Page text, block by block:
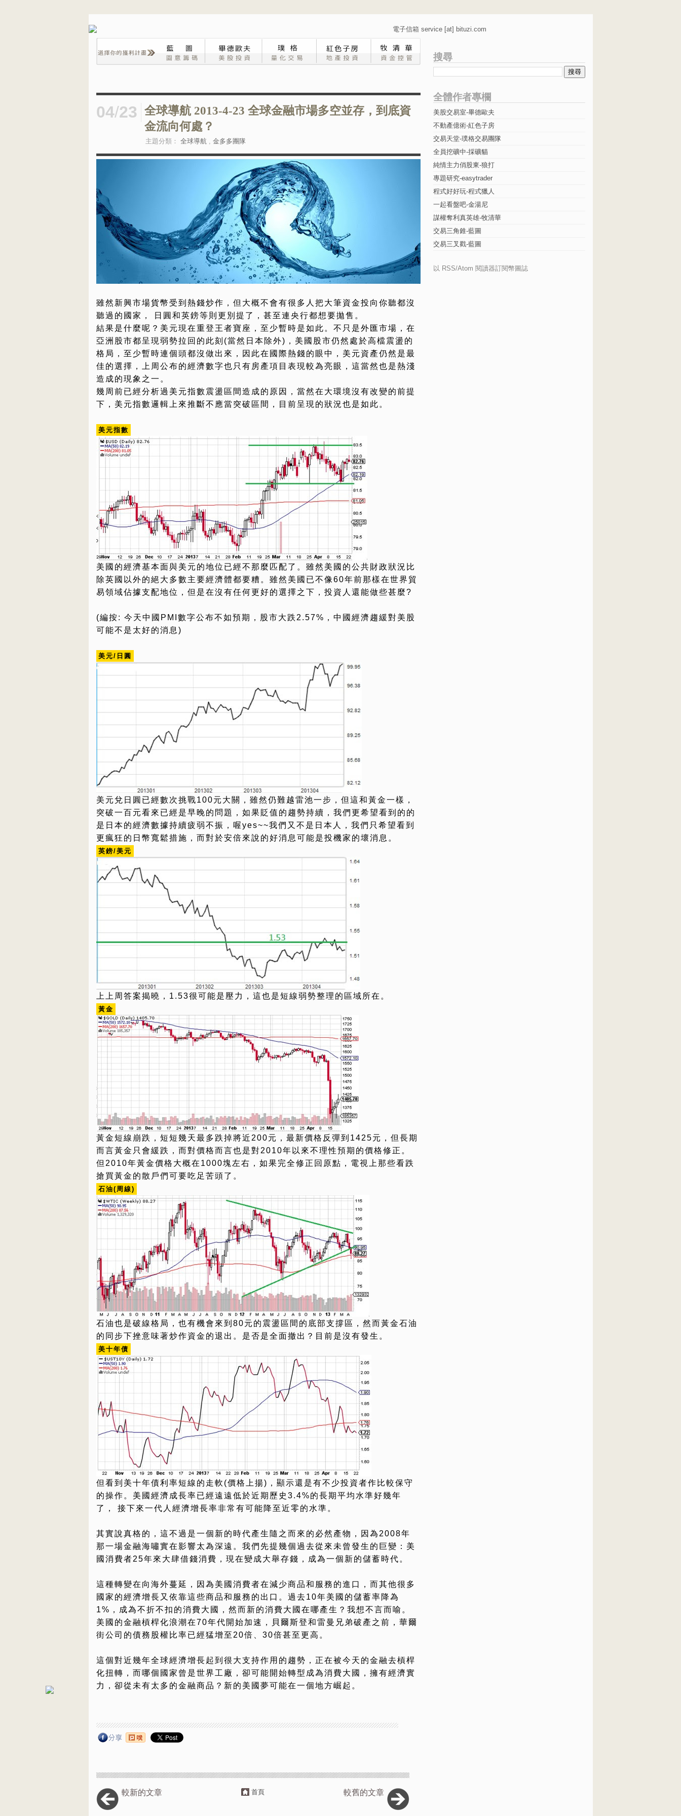
電子信箱 service [at] bituzi.com
04/23 全球導航 2013-4-23 全球金融市場多空並存，到底資
金流向何處？
主題分類： 全球導航, 金多多團隊
雖然新興市場貨幣受到熱錢炒作，但大概不會有很多人把大筆資金投向你聽都沒
聽過的國家， 日圓和英鎊等則更別提了，甚至連央行都想要拋售。
結果是什麼呢？美元現在重登王者寶座，至少暫時是如此。不只是外匯市場，在
亞洲股市都呈現弱勢拉回的此刻(當然日本除外)，美國股市仍然處於高檔震盪的
格局，至少暫時連個頭都沒做出來，因此在國際熱錢的眼中，美元資產仍然是最
佳的選擇，上周公布的經濟數字也只有房產項目表現較為亮眼，這當然也是熱淺
造成的現象之一。
幾周前已經分析過美元指數震盪區間造成的原因，當然在大環境沒有改變的前提
下，美元指數邏輯上來推斷不應當突破區間，目前呈現的狀況也是如此。
美元指數
美國的經濟基本面與美元的地位已經不那麼匹配了。雖然美國的公共財政狀況比
除英國以外的絕大多數主要經濟體都要糟。雖然美國已不像60年前那樣在世界貿
易領域佔據支配地位，但是在沒有任何更好的選擇之下，投資人還能做些甚麼?
(編按: 今天中國PMI數字公布不如預期，股市大跌2.57%，中國經濟趨緩對美股
可能不是太好的消息)
美元/日圓
美元兌日圓已經數次挑戰100元大關，雖然仍難越雷池一步，但這和黃金一樣，
突破一百元看來已經是早晚的問題，如果貶值的趨勢持續，我們更希望看到的的
是日本的經濟數據持續疲弱不振，喔yes~~我們又不是日本人，我們只希望看到
更瘋狂的日幣寬鬆措施，而對於安倍來說的好消息可能是投機家的壞消息。
英鎊/美元
上上周答案揭曉，1.53很可能是壓力，這也是短線弱勢整理的區域所在。
黃金
黃金短線崩跌，短短幾天最多跌掉將近200元，最新價格反彈到1425元，但長期
而言黃金只會緩跌，而對價格而言也是對2010年以來不理性預期的價格修正。
但2010年黃金價格大概在1000塊左右，如果完全修正回原點，電視上那些看跌
搶買黃金的散戶們可要吃足苦頭了。
石油(周線)
石油也是破線格局，也有機會來到80元的震盪區間的底部支撐區，然而黃金石油
的同步下挫意味著炒作資金的退出。是否是全面撤出？目前是沒有發生。
美十年債
但看到美十年債利率短線的走軟(價格上揚)，顯示還是有不少投資者作比較保守
的操作。美國經濟成長率已經遠遠低於近期歷史3.4%的長期平均水準好幾年
了， 接下來一代人經濟增長率非常有可能降至近零的水準。
其實說真格的，這不過是一個新的時代產生隨之而來的必然產物，因為2008年
那一場金融海嘯實在影響太為深遠。我們先提幾個過去從來未曾發生的巨變：美
國消費者25年來大肆借錢消費，現在變成大舉存錢，成為一個新的儲蓄時代。
這種轉變在向海外蔓延，因為美國消費者在減少商品和服務的進口，而其他很多
國家的經濟增長又依靠這些商品和服務的出口。過去10年美國的儲蓄率降為
1%，成為不折不扣的消費大國，然而新的消費大國在哪產生？我想不言而喻。
美國的金融槓桿化浪潮在70年代開始加速，貝爾斯登和雷曼兄弟破產之前，華爾
街公司的債務股權比率已經猛增至20倍、30倍甚至更高。
這個對近幾年全球經濟增長起到很大支持作用的趨勢，正在被今天的金融去槓桿
化扭轉，而哪個國家曾是世界工廠，卻可能開始轉型成為消費大國，擁有經濟實
力，卻從未有太多的金融商品？新的美國夢可能在一個地方崛起。
較新的文章 較舊的文章
首頁
搜尋
全體作者專欄
美股交易室-畢德歐夫
不動產億術-紅色子房
交易天堂-璞格交易團隊
全員挖礦中-採礦貓
純情主力俏股東-狼打
專題研究-easytrader
程式好好玩-程式獵人
一起看盤吧-金湯尼
謀權奪利真英雄-牧清華
交易三角錐-藍圖
交易三叉戳-藍圖
以 RSS/Atom 閱讀器訂閱幣圖誌